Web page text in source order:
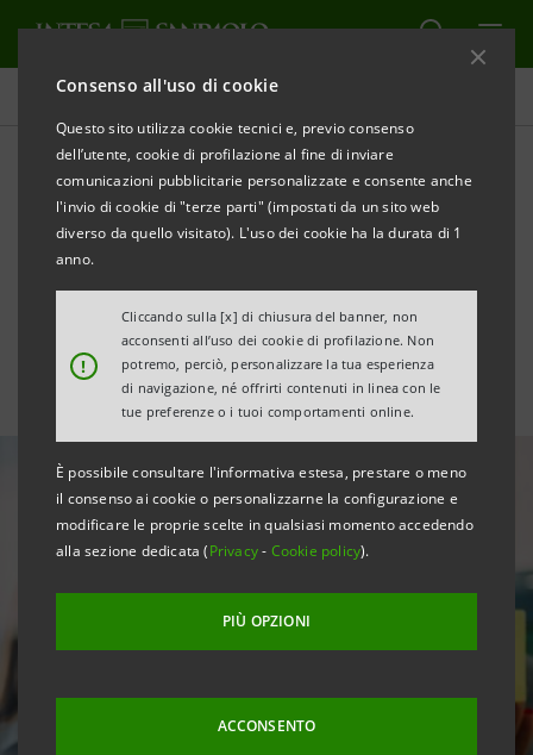
Consenso all'uso di cookie
Questo sito utilizza cookie tecnici e, previo consenso
dell’utente, cookie di profilazione al fine di inviare
comunicazioni pubblicitarie personalizzate e consente anche
l'invio di cookie di "terze parti" (impostati da un sito web
diverso da quello visitato). L'uso dei cookie ha la durata di 1
anno.
!
Cliccando sulla [x] di chiusura del banner, non
acconsenti all’uso dei cookie di profilazione. Non
potremo, perciò, personalizzare la tua esperienza
di navigazione, né offrirti contenuti in linea con le
tue preferenze o i tuoi comportamenti online.
È possibile consultare l'informativa estesa, prestare o meno
il consenso ai cookie o personalizzarne la configurazione e
modificare le proprie scelte in qualsiasi momento accedendo
alla sezione dedicata (Privacy- Cookie policy).
PIÙ OPZIONI
ACCONSENTO
Tutte le news
Intesa Sanpaolo si
conferma Top Employer per
il terzo anno consecutivo